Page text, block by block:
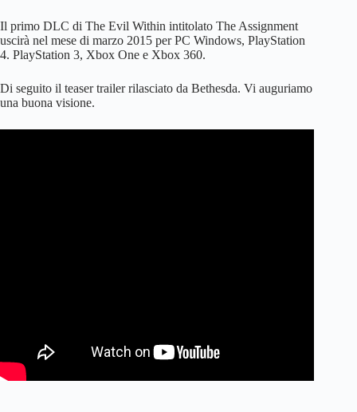
Il primo DLC di The Evil Within intitolato The Assignment
uscirà nel mese di marzo 2015 per PC Windows, PlayStation
4. PlayStation 3, Xbox One e Xbox 360.
Di seguito il teaser trailer rilasciato da Bethesda. Vi auguriamo
una buona visione.